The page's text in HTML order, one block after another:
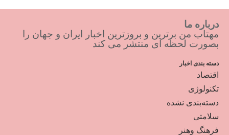
درباره ما
مهتاب من برترین و بروزترین اخبار ایران و جهان را
بصورت لحظه ای منتشر می کند
دسته بندی اخبار
اقتصاد
تکنولوژی
دسته‌بندی نشده
سلامتی
فرهنگ وهنر